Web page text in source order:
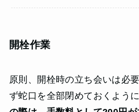
開栓作業
原則、開栓時の立ち会いは必
ず蛇口を全部閉めておくよう